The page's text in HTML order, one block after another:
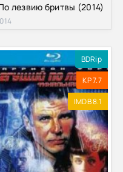
лезвию бритвы (2014)
BDRip
KP 7.7
IMDB 8.1